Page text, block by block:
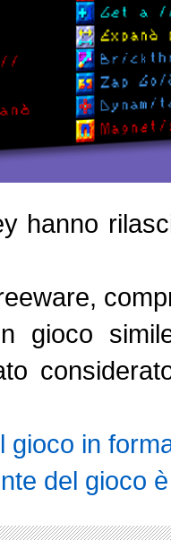
hanno
gioco
gioco in
del gioco